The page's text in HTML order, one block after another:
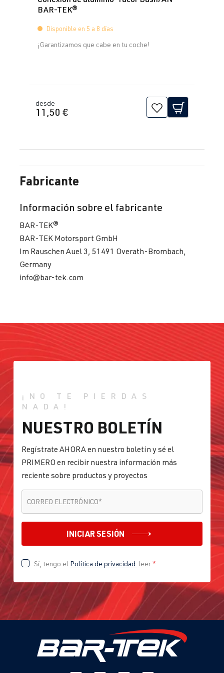
BAR-TEK®
Disponible en 5 a 8 días
¡Garantizamos que cabe en tu coche!
desde
11,50 €
Fabricante
Información sobre el fabricante
BAR-TEK®
BAR-TEK Motorsport GmbH
Im Rauschen Auel 3, 51491 Overath-Brombach,
Germany
info@bar-tek.com
¡NO TE PIERDAS
NADA!
NUESTRO BOLETÍN
Regístrate AHORA en nuestro boletín y sé el
PRIMERO en recibir nuestra información más
reciente sobre productos y proyectos
CORREO ELECTRÓNICO*
INICIAR SESIÓN
Sí, tengo el Política de privacidad leer*